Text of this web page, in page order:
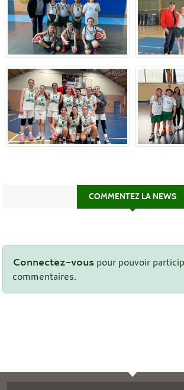
COMMENTEZ LA NEWS
Connectez-vous pour pouvoir
commentaires.